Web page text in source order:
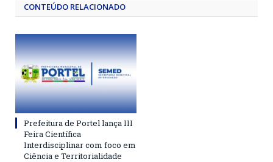
CONTEÚDO RELACIONADO
Prefeitura de Portel lança III
Feira Científica
Interdisciplinar com foco em
Ciência e Territorialidade